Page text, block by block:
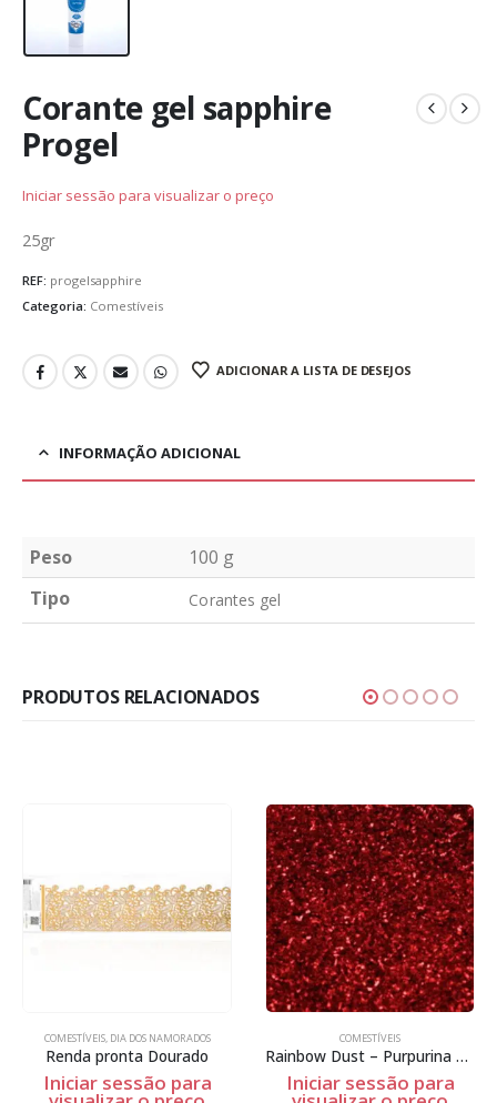
Corante gel sapphire
Progel
Iniciar sessão para visualizar o preço
25gr
REF: progelsapphire
Categoria: Comestíveis
ADICIONAR A LISTA DE DESEJOS
INFORMAÇÃO ADICIONAL
Peso
100 g
Tipo
Corantes gel
PRODUTOS RELACIONADOS
COMESTÍVEIS, DIA DOS NAMORADOS
Renda pronta Dourado
Iniciar sessão para
COMESTÍVEIS
Rainbow Dust – Purpurina não tóxica – Jewel Fire Red – 5g
Iniciar sessão para